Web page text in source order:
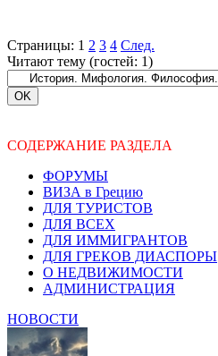
Страницы: 1 2 3 4 След.
Читают тему (гостей: 1)
СОДЕРЖАНИЕ РАЗДЕЛА
ФОРУМЫ
ВИЗА в Грецию
ДЛЯ ТУРИСТОВ
ДЛЯ ВСЕХ
ДЛЯ ИММИГРАНТОВ
ДЛЯ ГРЕКОВ ДИАСПОРЫ
О НЕДВИЖИМОСТИ
АДМИНИСТРАЦИЯ
НОВОСТИ